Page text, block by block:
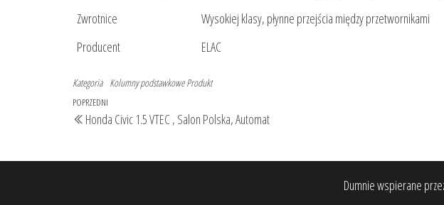
Zwrotnice
Wysokiej klasy, płynne przejścia między przetwornikami
Producent
ELAC
Kategoria Kolumny podstawkowe Produkt
Nawigacja
wpisu
Poprzedni
wpis
POPRZEDNI
Honda Civic 1.5 VTEC , Salon Polska, Automat
Dumnie wspierane